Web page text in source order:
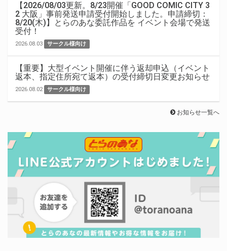
【2026/08/03更新。8/23開催「GOOD COMIC CITY 3
2 大阪」事前発送申請受付開始しました。申請締切：
8/20(木)】とらのあな委託作品を イベント会場で発送
受付！
2026.08.03 サークル様向け
【重要】大型イベント開催に伴う返却申込（イベント
返本、指定住所宛て返本）の受付締切日変更お知らせ
2026.08.02 サークル様向け
お知らせ一覧へ